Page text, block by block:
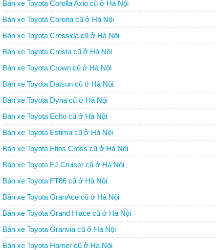
Bán xe Toyota Corolla Axio cũ ở Hà Nội
Bán xe Toyota Corona cũ ở Hà Nội
Bán xe Toyota Cressida cũ ở Hà Nội
Bán xe Toyota Cresta cũ ở Hà Nội
Bán xe Toyota Crown cũ ở Hà Nội
Bán xe Toyota Datsun cũ ở Hà Nội
Bán xe Toyota Dyna cũ ở Hà Nội
Bán xe Toyota Echo cũ ở Hà Nội
Bán xe Toyota Estima cũ ở Hà Nội
Bán xe Toyota Etios Cross cũ ở Hà Nội
Bán xe Toyota FJ Cruiser cũ ở Hà Nội
Bán xe Toyota FT86 cũ ở Hà Nội
Bán xe Toyota GranAce cũ ở Hà Nội
Bán xe Toyota Grand Hiace cũ ở Hà Nội
Bán xe Toyota Granvia cũ ở Hà Nội
Bán xe Toyota Harrier cũ ở Hà Nội